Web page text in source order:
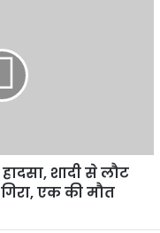
शादी से लौट
एक की मौत